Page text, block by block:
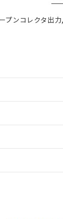
プンコレクタ出